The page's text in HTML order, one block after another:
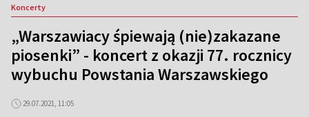
Koncerty
„Warszawiacy śpiewają (nie)zakazane
piosenki” - koncert z okazji 77. rocznicy
wybuchu Powstania Warszawskiego
29.07.2021, 11:05